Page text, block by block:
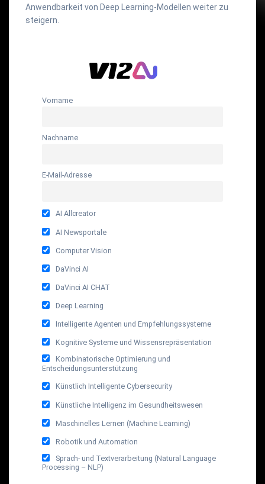
Anwendbarkeit von Deep Learning-Modellen weiter zu
steigern.
Vorname
Nachname
E-Mail-Adresse
AI Allcreator
AI Newsportale
Computer Vision
DaVinci AI
DaVinci AI CHAT
Deep Learning
Intelligente Agenten und Empfehlungssysteme
Kognitive Systeme und Wissensrepräsentation
Kombinatorische Optimierung und
Entscheidungsunterstützung
Künstlich Intelligente Cybersecurity
Künstliche Intelligenz im Gesundheitswesen
Maschinelles Lernen (Machine Learning)
Robotik und Automation
Sprach- und Textverarbeitung (Natural Language
Processing – NLP)